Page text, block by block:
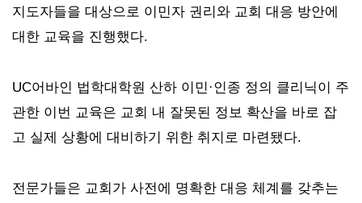
지도자들을 대상으로 이민자 권리와 교회 대응 방안에
대한 교육을 진행했다.
UC어바인 법학대학원 산하 이민·인종 정의 클리닉이 주
관한 이번 교육은 교회 내 잘못된 정보 확산을 바로 잡
고 실제 상황에 대비하기 위한 취지로 마련됐다.
전문가들은 교회가 사전에 명확한 대응 체계를 갖추는